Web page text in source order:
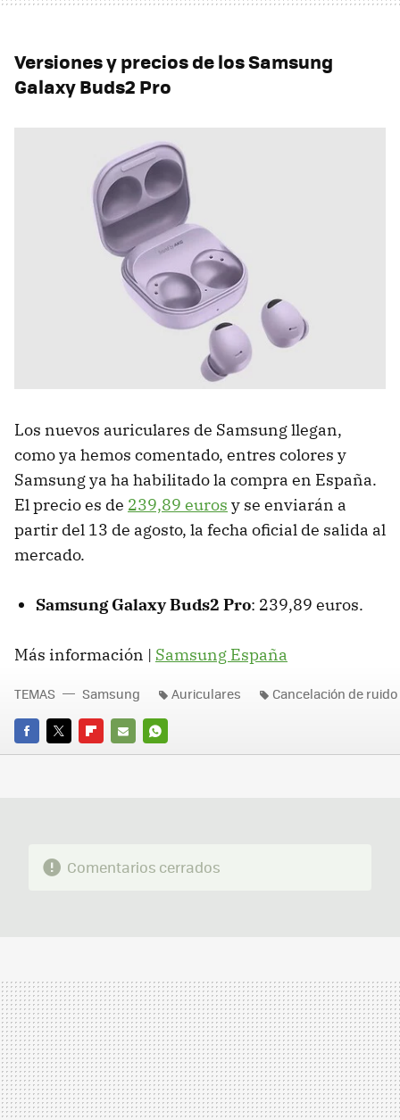
Versiones y precios de los Samsung
Galaxy Buds2 Pro
Los nuevos auriculares de Samsung llegan,
como ya hemos comentado, entres colores y
Samsung ya ha habilitado la compra en España.
El precio es de 239,89 euros y se enviarán a
partir del 13 de agosto, la fecha oficial de salida al
mercado.
Samsung Galaxy Buds2 Pro: 239,89 euros.
Más información | Samsung España
FACEBOOK
TWITTERFLIPBOARD
E-
WHATSAPP
TEMAS Samsung Auriculares Cancelación de ruido
Comentarios cerrados